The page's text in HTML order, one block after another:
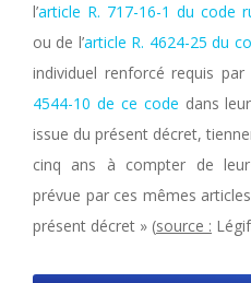
l’article R. 717-16-1 du code
ou de l’article R. 4624-25 du
individuel renforcé requis
4544-10 de ce code dans
issue du présent décret,
cinq ans à compter de leur
prévue par ces mêmes
présent décret » (source :